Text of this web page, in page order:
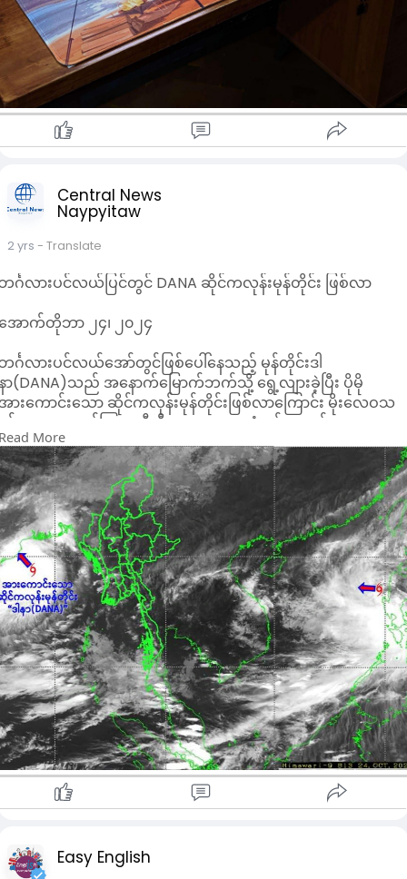
Central News
Naypyitaw
2 yrs - Translate
င်္ဂလားပင်လယ်ပြင်တွင် DANA ဆိုင်ကလုန်းမုန်တိုင်း ဖြစ်လာ
ောက်တိုဘာ ၂၄၊ ၂၀၂၄
င်္ဂလားပင်လယ်အော်တွင်ဖြစ်ပေါ်နေသည့် မုန်တိုင်းဒါ
ာ(DANA)သည် အနောက်မြောက်ဘက်သို့ ရွေ့လျားခဲ့ပြီး ပိုမို
ားကောင်းသော ဆိုင်ကလုန်းမုန်တိုင်းဖြစ်လာကြောင်း မိုးလေဝသ
င့် ဇလဗေဒညွှန်ကြားမှုဦးစီးဌာနက ယနေ့နံနက် သတင်း
တ်ပြန်သည်။
င်ကလုန်းမုန်တိုင်းသည် ရခိုင်ပြည်နယ်၊ ဂွမြို့ အနောက်၊
နောက်မြောက်ဘက် ရေမိုင် ၃၆၅ မိုင်ခန့်နှင့် အိန္ဒိယနိုင်ငံ၊ ဩရိဿ
ြည်နယ်၊ ဒမ်မရာမြို့ တောင်ဘက်၊ အရှေ့တောင်ဘက် ရေမိုင် ၁၆၅
င်ခန့်အကွာ ပင်လယ်ပြင်တွင် ဗဟိုပြုနေပြီး မြန်မာနိုင်ငံဘက်သို့
းတည်ရွေ့လျားမည့် အခြေအနေ မရှိသည့်အတွက် အဝါရောင်
ဆင့် သတ်မှတ်ထားကြောင်း မိုးလေဝသနှင့် ဇလဗေဒညွှန်ကြားမှု
းစီးဌာနက သုံးသပ်ထားသည်။
န်တိုင်းသည် အနောက်ဘက်သို့ဆက်လက်ရွေ့လျားပြီး
ောက်တိုဘာ ၂၅ ရက်မနက်အစောပိုင်းတွင် ဩရိဿပြည်နယ်
ြောက်ပိုင်းနှင့် အနောက်ဘင်္ဂလားပြည်နယ်ကမ်းခြေတို့အား ပူရီမြို့
င့် ဆာဂါကျွန်းတို့အကြား ဒမ်မရာမြို့အနီးမှ ဖြတ်ကျော်နိုင်သည်ဟု
န့်မှန်းထားသည်။
န်တိုင်းအရှိန်ကြောင့် ရှမ်းပြည်အရှေ့ပိုင်းနှင့် ကယားပြည်နယ်တွင်
ေရာကွက်ကျား၊ ကရင်ပြည်နယ်၌ နေရာကျဲကျဲ၊ နေပြည်တော်၊ ပဲခူး၊
မ်းပြည်တောင်ပိုင်း၊ မွန်ပြည်နယ်တို့တွင် နေရာစိပ်စိပ်နှင့် ကျန်တိုင်း
ကွေး၊ ကချင်နှင့် ချင်းပြည်နယ်တို့တွင် နေရာကွက်၍ မိုးကြီးနိုင်
ြောင်းနှင့် ရွာရန်ရာနှုန်းပြည့်ဖြစ်ကြောင်း ထုတ်ပြန်ထားသည်။
More
Easy English